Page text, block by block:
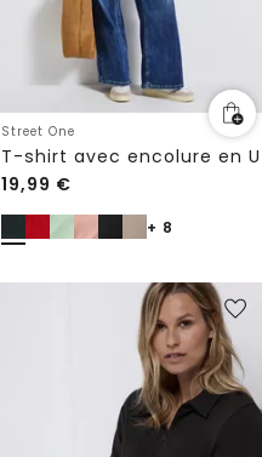
Street One
T-shirt avec encolure en U
19,99 €
+ 8